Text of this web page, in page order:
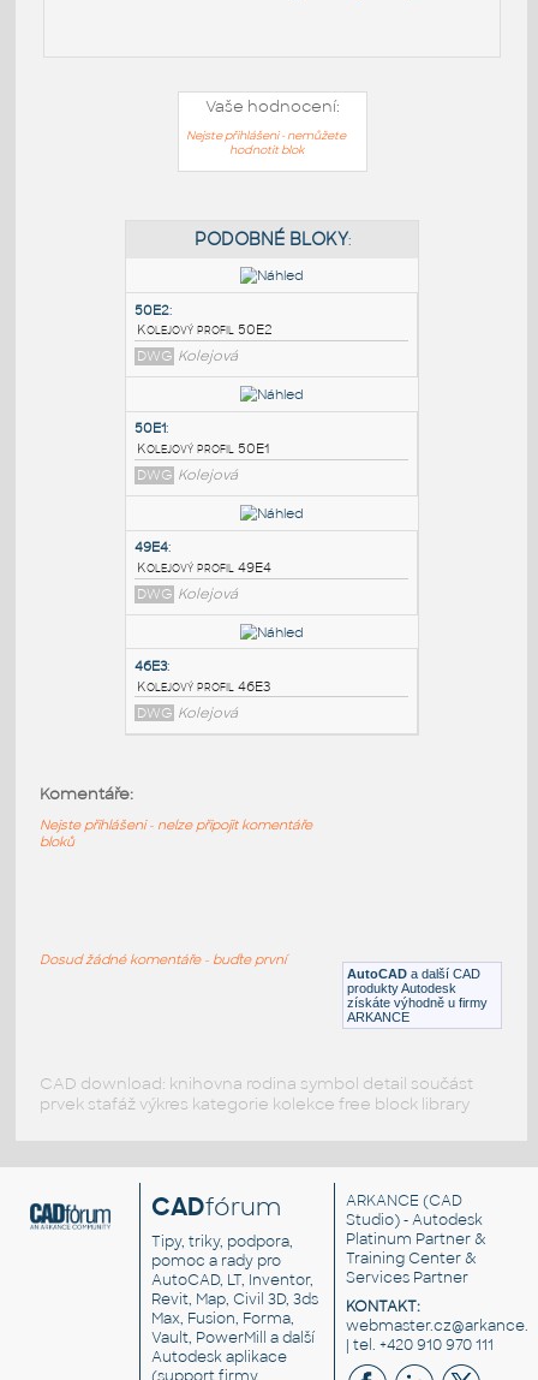
Vaše hodnocení:
Nejste přihlášeni - nemůžete
hodnotit blok
PODOBNÉ BLOKY
50E2:
Kolejový profil 50E2
DWG
Kolejový profil 50E1
DWG Kolejová
DWG Kolejová
AutoCAD a další CAD
produkty Autodesk
získáte výhodně u firmy
ARKANCE
Komentáře:
Nejste přihlášeni - nelze připojit komentáře
bloků
Dosud žádné komentáře - buďte první
CAD download: knihovna rodina symbol detail součást
prvek stafáž výkres kategorie kolekce free block library
CADfórum
Tipy, triky, podpora,
pomoc a rady pro
AutoCAD, LT, Inventor,
Revit, Map, Civil 3D, 3ds
Max, Fusion, Forma,
Vault, PowerMill a další
Autodesk aplikace
ARKANCE (CAD
Studio) - Autodesk
Platinum Partner &
Training Center &
Services Partner
KONTAKT:
| tel. +420 910 970 111